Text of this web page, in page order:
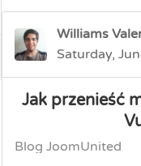
Williams
Saturday,
Jak przenieść
Blog JoomUnited